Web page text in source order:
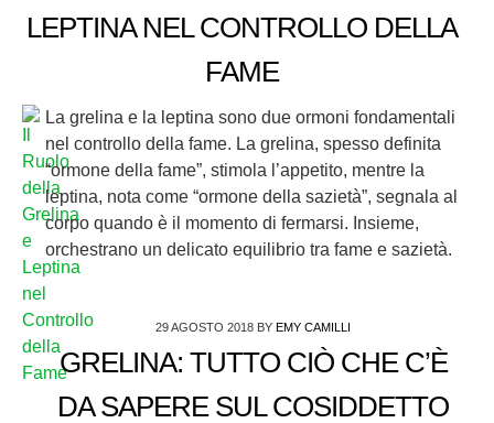
LEPTINA NEL CONTROLLO DELLA
FAME
La grelina e la leptina sono due ormoni fondamentali
nel controllo della fame. La grelina, spesso definita
“ormone della fame”, stimola l’appetito, mentre la
leptina, nota come “ormone della sazietà”, segnala al
corpo quando è il momento di fermarsi. Insieme,
orchestrano un delicato equilibrio tra fame e sazietà.
29 AGOSTO 2018 BY EMY CAMILLI
GRELINA: TUTTO CIÒ CHE C’È
DA SAPERE SUL COSIDDETTO